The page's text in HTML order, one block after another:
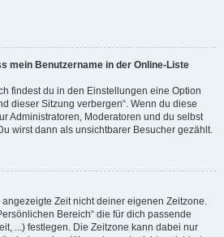
mein Benutzername in der Online-Liste
findest du in den Einstellungen eine Option
dieser Sitzung verbergen“. Wenn du diese
Administratoren, Moderatoren und du selbst
wirst dann als unsichtbarer Besucher gezählt.
Zeit nicht deiner eigenen Zeitzone.
Bereich“ die für dich passende
...) festlegen. Die Zeitzone kann dabei nur